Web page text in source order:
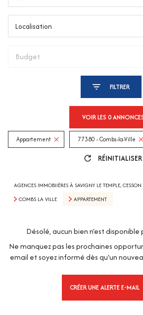
Localisation
Budget
FILTRER
VOIR LES 0
Appartement 77380 - Combs-la-Ville
RÉINITIALISER
AGENCES IMMOBIIÈRES À SAVIGNY LE TEMPLE, CESSON
COMBS LA VILLE
APPARTEMENT
Désolé, aucun bien n'est
Ne manquez pas les prochaines
email et soyez informé dès qu'un
CRÉER UNE ALERTE E-MAIL